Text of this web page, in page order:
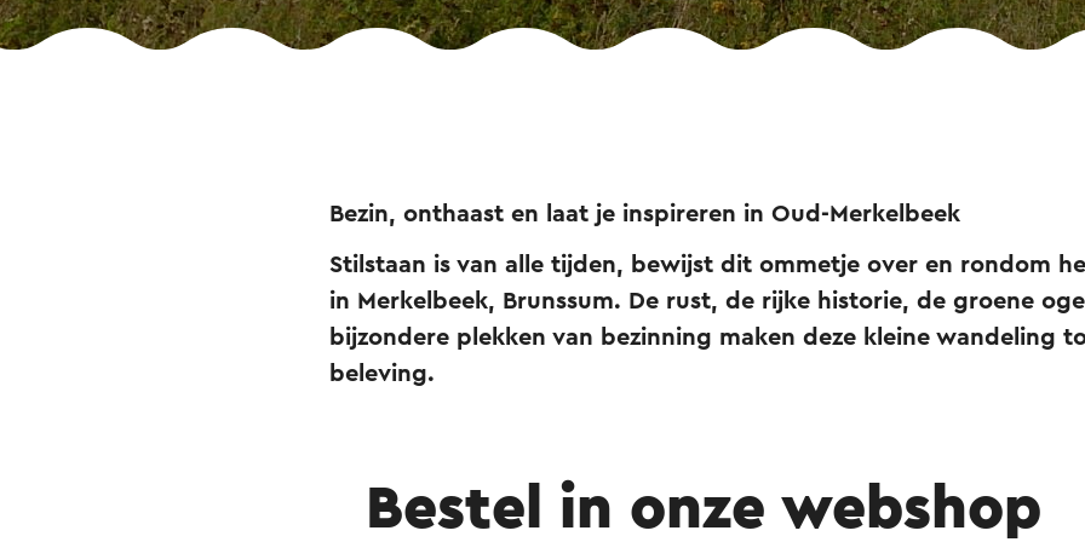
Bezin, onthaast en laat je inspireren in Oud-Merkelbeek
Stilstaan is van alle tijden, bewijst dit ommetje over en rondom
in Merkelbeek, Brunssum. De rust, de rijke historie, de groene
bijzondere plekken van bezinning maken deze kleine wandeling
beleving.
Bestel in onze webshop